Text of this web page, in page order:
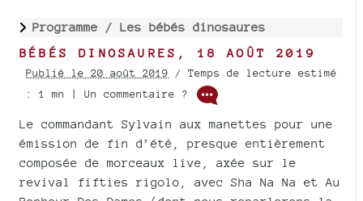
Programme / Les bébés dinosaures
BÉBÉS DINOSAURES, 18 AOÛT 2019
Publié le 20 août 2019 / Temps de lecture estimé
: 1 mn | Un commentaire ?
Le commandant Sylvain aux manettes pour une
émission de fin d’été, presque entièrement
composée de morceaux live, axée sur le
revival fifties rigolo, avec Sha Na Na et Au